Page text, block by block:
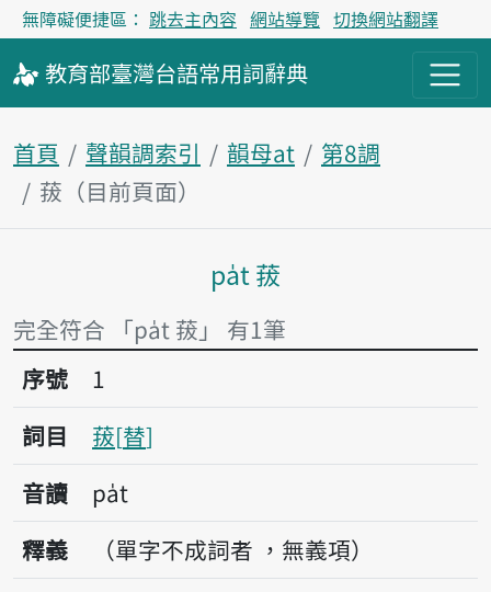
無障礙便捷區： 跳去主內容 網站導覽 切換網站翻譯
教育部臺灣台語常用詞辭典
首頁 聲韻調索引 韻母at
第8調
菝（目前頁面）
主內容區塊
pa̍t 菝
完全符合 「pa̍t 菝」 有1筆
序號1菝
序號
1
詞目
菝 替
音讀
pa̍t
釋義
（單字不成詞者 ，無義項）